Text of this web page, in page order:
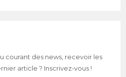
courant des news, recevoir les
article ? Inscrivez-vous !